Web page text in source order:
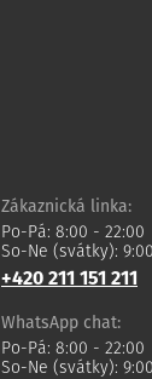
Zákaznická linka:
Po-Pá: 8:00 - 22:00
So-Ne (svátky):
+420 211 151 211
WhatsApp chat:
Po-Pá: 8:00 - 22:00
So-Ne (svátky):